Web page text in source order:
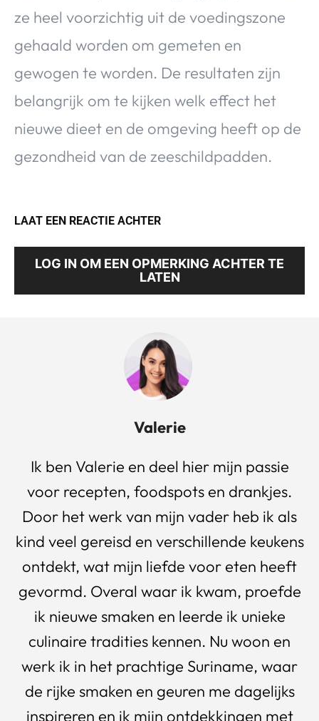
ze heel voorzichtig uit de voedingszone
gehaald worden om gemeten en
gewogen te worden. De resultaten zijn
belangrijk om te kijken welk effect het
nieuwe dieet en de omgeving heeft op de
gezondheid van de zeeschildpadden.
LAAT EEN REACTIE ACHTER
LOG IN OM EEN OPMERKING ACHTER TE
LATEN
Valerie
Ik ben Valerie en deel hier mijn passie
voor recepten, foodspots en drankjes.
Door het werk van mijn vader heb ik als
kind veel gereisd en verschillende keukens
ontdekt, wat mijn liefde voor eten heeft
gevormd. Overal waar ik kwam, proefde
ik nieuwe smaken en leerde ik unieke
culinaire tradities kennen. Nu woon en
werk ik in het prachtige Suriname, waar
de rijke smaken en geuren me dagelijks
inspireren en ik mijn ontdekkingen met